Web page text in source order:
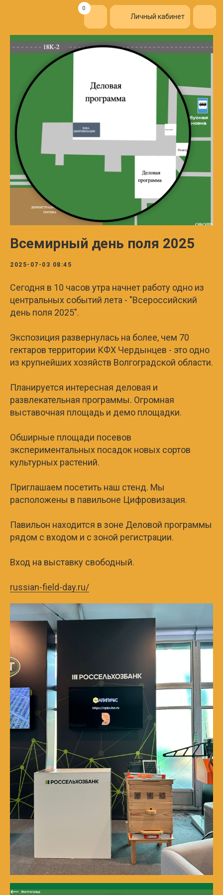
Личный кабинет
Всемирный день поля 2025
2025-07-03 08:45
Сегодня в 10 часов утра начнет работу одно из
центральных событий лета - "Всероссийский
день поля 2025".
Экспозиция развернулась на более, чем 70
гектаров территории КФХ Чердынцев - это одно
из крупнейших хозяйств Волгоградской области.
Планируется интересная деловая и
развлекательная программы. Огромная
выставочная площадь и демо площадки.
Обширные площади посевов
экспериментальных посадок новых сортов
культурных растений.
Приглашаем посетить наш стенд. Мы
расположены в павильоне Цифровизация.
Павильон находится в зоне Деловой программы
рядом с входом и с зоной регистрации.
Вход на выставку свободный.
russian-field-day.ru/